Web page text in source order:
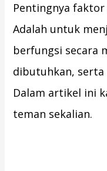
Pentingnya
Adalah untuk
berfungsi secara
dibutuhkan, serta
Dalam artikel ini
teman sekalian.